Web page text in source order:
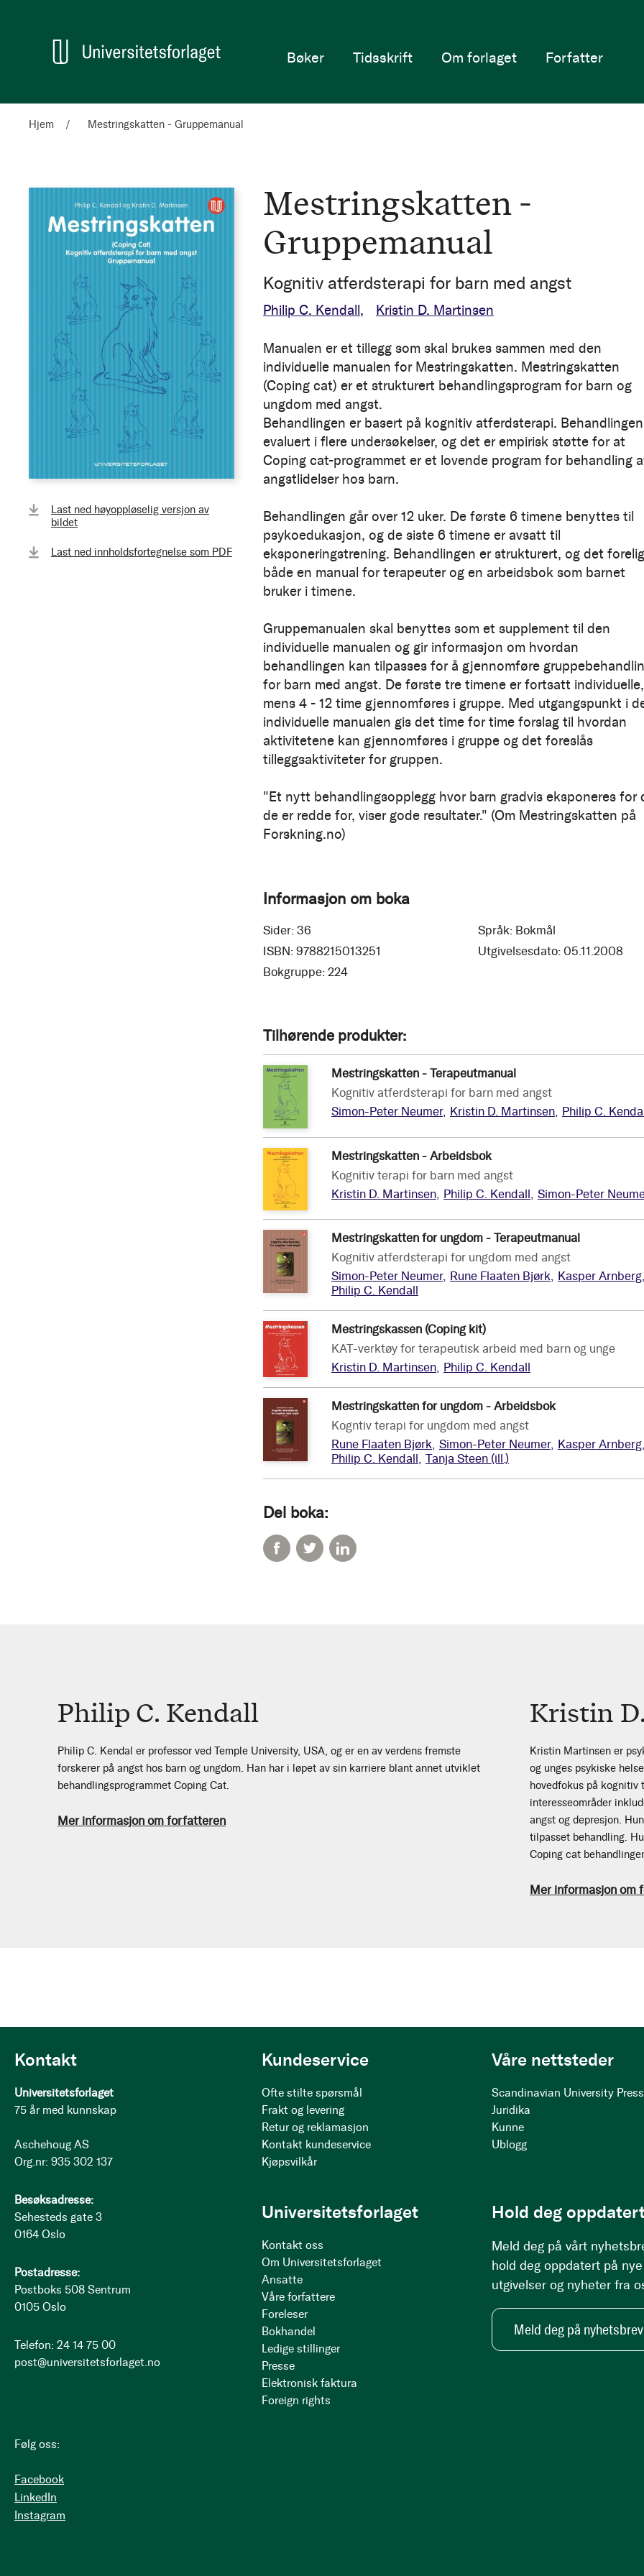
Hjem
Bøker Tidsskrift Om forlaget Forfatter
Hjem Mestringskatten - Gruppemanual
Last ned høyoppløselig versjon av
bildet
Last ned innholdsfortegnelse som PDF
Mestringskatten -
Gruppemanual
Kognitiv atferdsterapi for barn med angst
Philip C. Kendall Kristin D. Martinsen
Manualen er et tillegg som skal brukes sammen med den
individuelle manualen for Mestringskatten. Mestringskatten
(Coping cat) er et strukturert behandlingsprogram for barn og
ungdom med angst.
Behandlingen er basert på kognitiv atferdsterapi.
evaluert i flere undersøkelser, og det er empirisk støtte for at
Coping cat-programmet er et lovende program for behandling
angstlidelser hos barn.
Behandlingen går over 12 uker. De første 6 timene benyttes til
psykoedukasjon, og de siste 6 timene er avsatt til
eksponeringstrening. Behandlingen er strukturert, og det
både en manual for terapeuter og en arbeidsbok som barnet
bruker i timene.
Gruppemanualen skal benyttes som et supplement til den
individuelle manualen og gir informasjon om hvordan
behandlingen kan tilpasses for å gjennomføre
for barn med angst. De første tre timene er fortsatt individuelle,
mens 4 - 12 time gjennomføres i gruppe. Med utgangspunkt i
individuelle manualen gis det time for time forslag til hvordan
aktivitetene kan gjennomføres i gruppe og det foreslås
tilleggsaktiviteter for gruppen.
"Et nytt behandlingsopplegg hvor barn gradvis eksponeres for
de er redde for, viser gode resultater." (Om Mestringskatten på
Forskning.no)
Informasjon om boka
Sider: 36 Språk: Bokmål
ISBN: 9788215013251 Utgivelsesdato: 05.11.2008
Bokgruppe: 224
Tilhørende produkter
Mestringskatten - Terapeutmanual
Kognitiv atferdsterapi for barn med angst
Simon-Peter Neumer Kristin D. Martinsen Philip C.
kr 419
Mestringskatten - Arbeidsbok
Kognitiv terapi for barn med angst
Kristin D. Martinsen Philip C. Kendall Simon-Peter
kr 409
Mestringskatten for ungdom - Terapeutmanual
Kognitiv atferdsterapi for ungdom med angst
Simon-Peter Neumer Rune Flaaten Bjørk Kasper Arnberg
Philip C. Kendall
kr 399
Mestringskassen (Coping kit)
KAT-verktøy for terapeutisk arbeid med barn og unge
Kristin D. Martinsen Philip C. Kendall
kr 1 249
Mestringskatten for ungdom - Arbeidsbok
Kogntiv terapi for ungdom med angst
Rune Flaaten Bjørk Simon-Peter Neumer Kasper Arnberg
Philip C. Kendall Tanja Steen (ill.)
kr 409
Del boka:
Philip C. Kendall
Philip C. Kendal er professor ved Temple University, USA, og er en av verdens fremste
forskerer på angst hos barn og ungdom. Han har i løpet av sin karriere blant annet utviklet
behandlingsprogrammet Coping Cat.
Mer informasjon om forfatteren
Kristin
Kristin Martinsen er
og unges psykiske
hovedfokus på kognitiv
interesseområder
angst og depresjon.
tilpasset behandling.
Coping cat
Mer informasjon om
Kontakt
Universitetsforlaget
75 år med kunnskap
Aschehoug AS
Org.nr: 935 302 137
Besøksadresse:
Sehesteds gate 3
0164 Oslo
Postadresse:
Postboks 508 Sentrum
0105 Oslo
Telefon: 24 14 75 00
post@universitetsforlaget.no
Følg oss:
Facebook
LinkedIn
Instagram
Kundeservice
Ofte stilte spørsmål
Frakt og levering
Retur og reklamasjon
Kontakt kundeservice
Kjøpsvilkår
Våre nettsteder
Scandinavian University Press
Juridika
Kunne
Ublogg
Universitetsforlaget
Kontakt oss
Om Universitetsforlaget
Ansatte
Våre forfattere
Foreleser
Bokhandel
Ledige stillinger
Presse
Elektronisk faktura
Foreign rights
Hold deg
Meld deg på vårt
hold deg oppdatert på nye
utgivelser og nyheter fra
Meld deg på nyhetsbrev